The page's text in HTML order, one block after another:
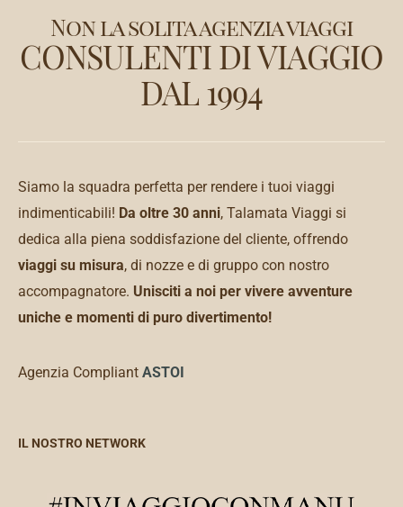
Non la solita agenzia viaggi
CONSULENTI DI VIAGGIO
DAL 1994
Siamo la squadra perfetta per rendere i tuoi viaggi
indimenticabili! Da oltre 30 anni, Talamata Viaggi si
dedica alla piena soddisfazione del cliente, offrendo
viaggi su misura, di nozze e di gruppo con nostro
accompagnatore. Unisciti a noi per vivere avventure
uniche e momenti di puro divertimento!
Agenzia Compliant ASTOI
IL NOSTRO NETWORK